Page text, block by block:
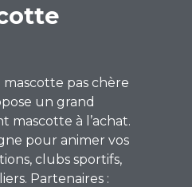
pas chère
un grand
mascotte à l’achat.
pour animer vos
clubs sportifs,
Partenaires :